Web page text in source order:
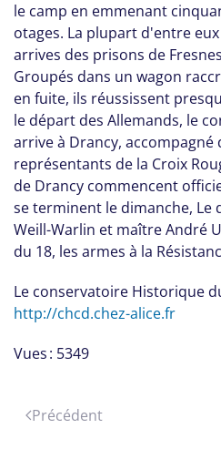
le camp en emmenant
otages. La plupart d'entre
arrives des prisons de
Groupés dans un wagon
en fuite, ils réussissent
le départ des Allemands, le
arrive à Drancy,
représentants de la Croix
de Drancy commencent
se terminent le dimanche, Le
Weill-Warlin et maître André
du 18, les armes à la
Le conservatoire Historique
http://chcd.chez-alice.fr
Vues : 5349
Précédent